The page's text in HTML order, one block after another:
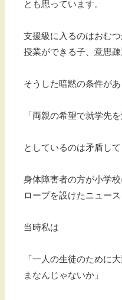
とも思っています。
支援級に入るのはおむ
授業ができる子、意思
そうした暗黙の条件が
「両親の希望で就学先を
としているのは矛盾して
身体障害者の方が小学
ロープを設けたニュー
当時私は
「一人の生徒のために
まなんじゃないか」